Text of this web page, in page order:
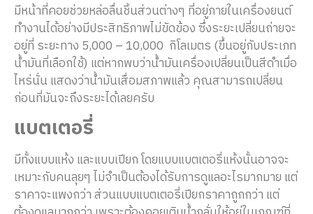
มีหน้าที่คอยช่วยหล่อลื่นชิ้นส่วนต่างๆ ที่อยู่ภายในเครื่องยนต์
ทำงานได้อย่างมีประสิทธิภาพไม่ขัดข้อง ซึ่งระยะเปลี่ยนถ่ายจะ
อยู่ที่ ระยะทาง 5,000 – 10,000 กิโลเมตร (ขึ้นอยู่กับประเภท
น้ำมันที่เลือกใช้) แต่หากพบว่าน้ำมันเครื่องเปลี่ยนเป็นสีดำเมื่อ
ไหร่นั่น แสดงว่าน้ำมันเสื่อมสภาพแล้ว คุณสามารถเปลี่ยน
ก่อนที่มันจะถึงระยะได้เลยครับ
แบตเตอรี่
มีทั้งแบบแห้ง และแบบเปียก โดยแบบแบตเตอรี่แห้งนั้นอาจจะ
เหมาะกับคนลุยๆ ไม่จำเป็นต้องได้รับการดูแลอะไรมากมาย แต่
ราคาจะแพงกว่า ส่วนแบบแบตเตอรี่เปียกราคาถูกกว่า แต่